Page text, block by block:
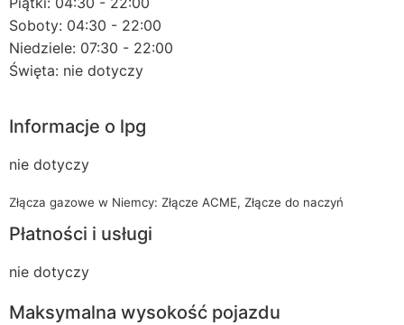
Soboty: 04:30 - 22:00
Niedziele: 07:30 - 22:00
Święta: nie dotyczy
Informacje o lpg
nie dotyczy
Złącza gazowe w Niemcy: Złącze ACME, Złącze do naczyń
Płatności i usługi
nie dotyczy
Maksymalna wysokość pojazdu